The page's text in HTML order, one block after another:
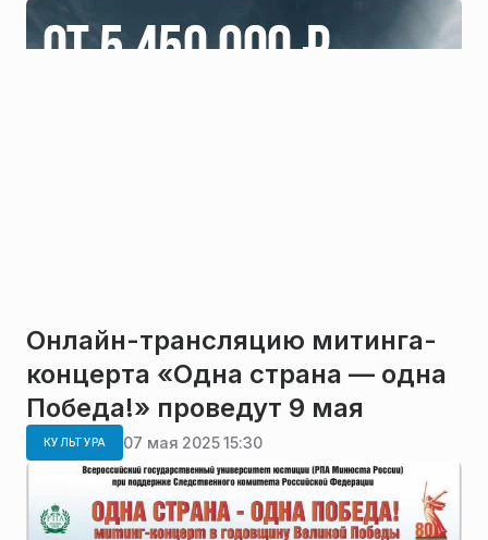
Онлайн-трансляцию митинга-
концерта «Одна страна — одна
Победа!» проведут 9 мая
КУЛЬТУРА 07 мая 2025 15:30